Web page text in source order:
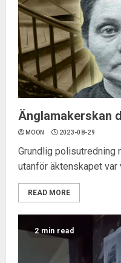
Änglamakerskan
MOON 2023-08-29
Grundlig polisutredning
utanför äktenskapet var
READ MORE
2 min read